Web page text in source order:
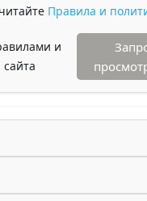
Правила и
и